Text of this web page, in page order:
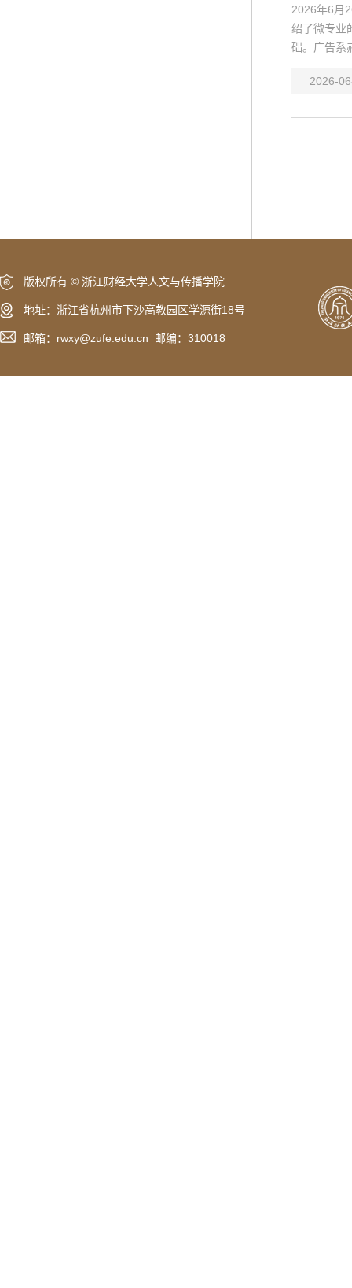
2026年6月
绍了微专业
础。广告系
2026-
版权所有 © 浙江财经大学人文与传播学院
地址：浙江省杭州市下沙高教园区学源街18号
邮箱：rwxy@zufe.edu.cn 邮编：310018